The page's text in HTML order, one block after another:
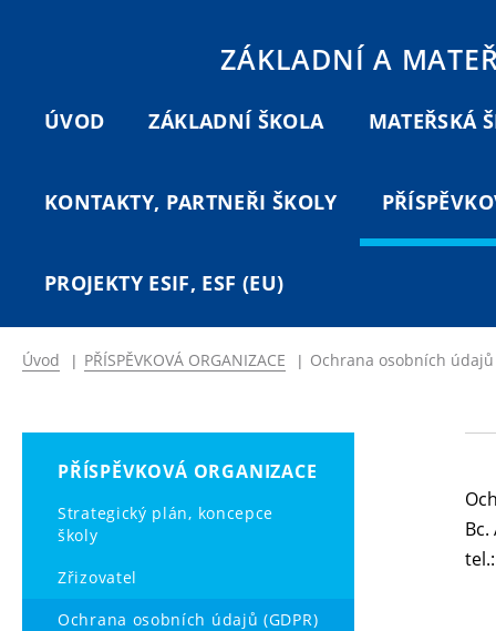
ZÁKLADNÍ A
ÚVOD ZÁKLADNÍ ŠKOLA MATEŘSKÁ
KONTAKTY, PARTNEŘI ŠKOLY
PROJEKTY ESIF, ESF (EU)
Úvod | PŘÍSPĚVKOVÁ ORGANIZACE | Ochrana osobních údajů
PŘÍSPĚVKOVÁ ORGANIZACE
Strategický plán, koncepce
školy
Zřizovatel
Ochrana osobních údajů (GDPR)